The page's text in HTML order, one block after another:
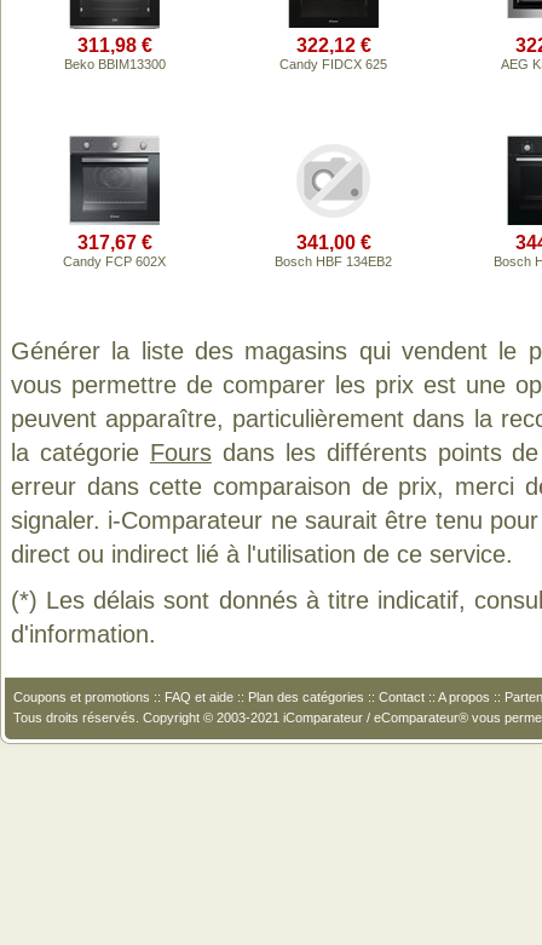
311,98 €
Beko BBIM13300
322,12 €
Candy FIDCX 625 AEG
317,67 €
Candy FCP 602X
341,00 €
Bosch HBF 134EB2 Bosch
Générer la liste des magasins qui vendent le
vous permettre de comparer les prix est une
peuvent apparaître, particulièrement dans la
la catégorie Foursdans les différents points
erreur dans cette comparaison de prix, merci
signaler. i-Comparateur ne saurait être tenu
direct ou indirect lié à l'utilisation de ce service.
(*) Les délais sont donnés à titre indicatif,
d'information.
Coupons et promotions :: FAQ et aide :: Plan des catégories :: Contact :: A propos ::
Tous droits réservés. Copyright © 2003-2021 iComparateur / eComparateur® vous